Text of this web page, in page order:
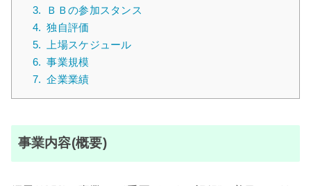
3.
ＢＢの参加スタンス
4. 独自評価
5.
上場スケジュール
6. 事業規模
7. 企業業績
事業内容(概要)